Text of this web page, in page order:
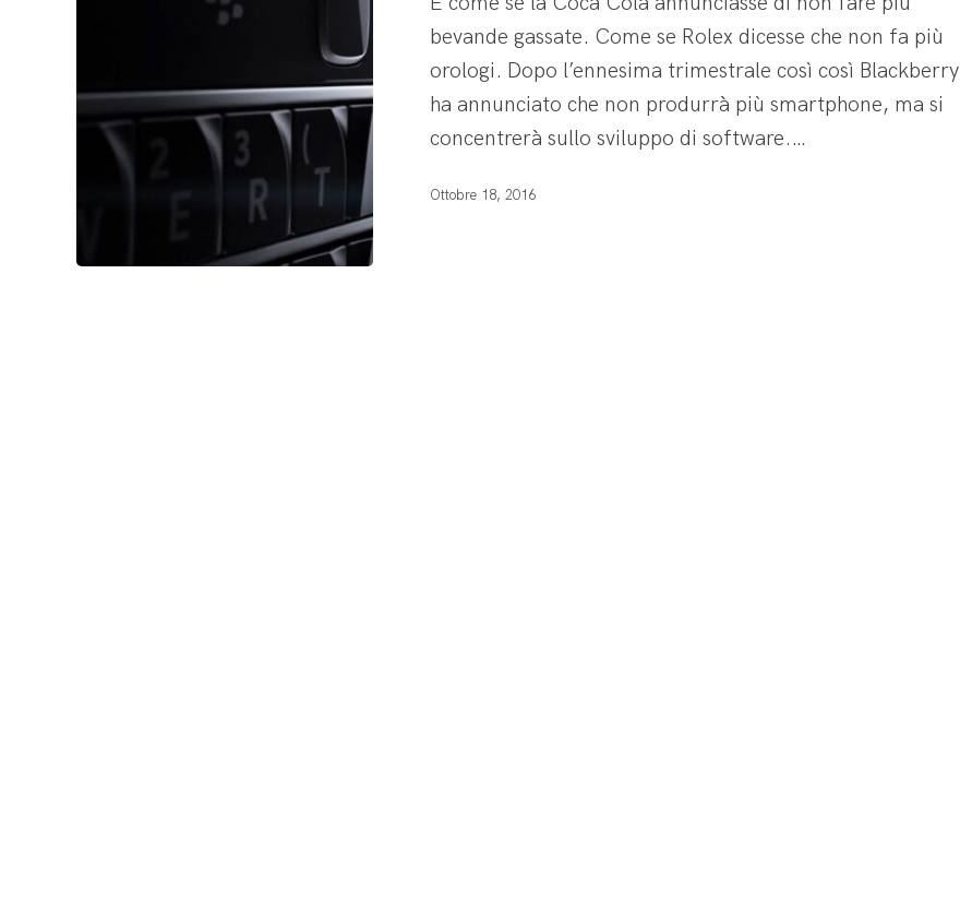
bevande gassate. Come se Rolex dicesse che non fa più
orologi. Dopo l’ennesima trimestrale così così Blackberry
ha annunciato che non produrrà più smartphone, ma si
concentrerà sullo sviluppo di software.…
Ottobre 18, 2016